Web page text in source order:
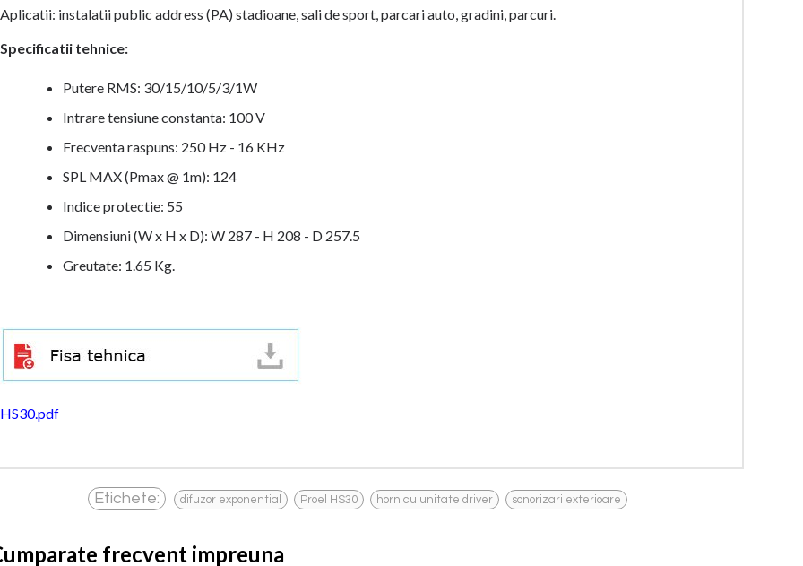
Aplicatii: instalatii public address (PA) stadioane, sali de sport, parcari auto, gradini, parcuri.
Specificatii tehnice:
Putere RMS: 30/15/10/5/3/1W
Intrare tensiune constanta: 100 V
Frecventa raspuns: 250 Hz - 16 KHz
SPL MAX (Pmax @ 1m): 124
Indice protectie: 55
Dimensiuni (W x H x D): W 287 - H 208 - D 257.5
Greutate: 1.65 Kg.
HS30.pdf
Etichete: difuzor exponential Proel HS30 horn cu unitate driver sonorizari exterioare
frecvent impreuna